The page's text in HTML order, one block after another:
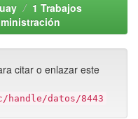
1 Trabajos
citar o enlazar este
handle/datos/8443